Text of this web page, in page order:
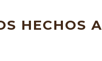
HECHOS A